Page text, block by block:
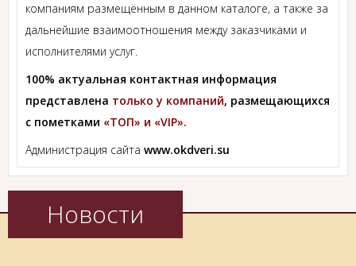
компаниям размещённым в данном каталоге, а также за
дальнейшие взаимоотношения между заказчиками и
исполнителями услуг.
100% актуальная контактная информация
представлена только у компаний, размещающихся
с пометками «ТОП» и «VIP».
Администрация сайта www.okdveri.su
Новости